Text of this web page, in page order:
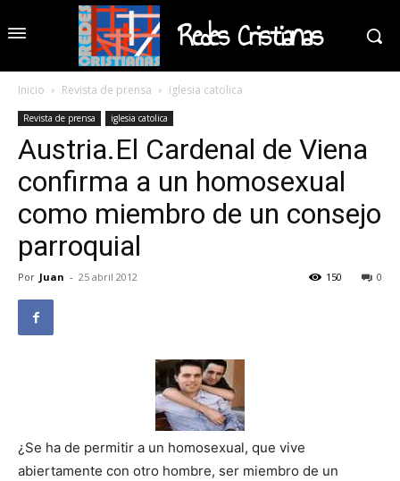
Redes Cristianas
Inicio Revista de prensa iglesia catolica
Revista de prensa iglesia catolica
Austria.El Cardenal de Viena
confirma a un homosexual
como miembro de un consejo
parroquial
Por Juan - 25 abril 2012 0
150
¿Se ha de permitir a un homosexual, que vive
abiertamente con otro hombre, ser miembro de un